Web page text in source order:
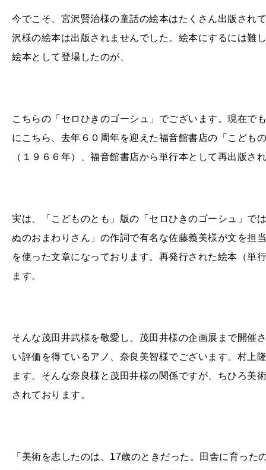
今でこそ、宮沢賢治様の童話の絵本はたくさん出版され
沢様の絵本は出版されませんでした。絵本にするには難
絵本として登場したのが、
こちらの「セロひきのゴーシュ」でございます。現在で
にこちら、去年６０周年を迎えた福音館書店の「こども
（１９６６年）、福音館書店から単行本として再出版さ
実は、「こどものとも」版の「セロひきのゴーシュ」で
ぬのおまわりさん」の作詞で有名な佐藤義美様が文を担
を使った文章になっております。再発行された絵本（単
ます。
そんな茂田井武様を敬愛し、茂田井様の企画展まで開催
い評価を得ているアノ、奈良美智様でございます。村上
ます。そんな奈良様と茂田井様の関係ですが、ちひろ美
されております。
「美術を志したのは、 17歳のときだった。田舎に育った